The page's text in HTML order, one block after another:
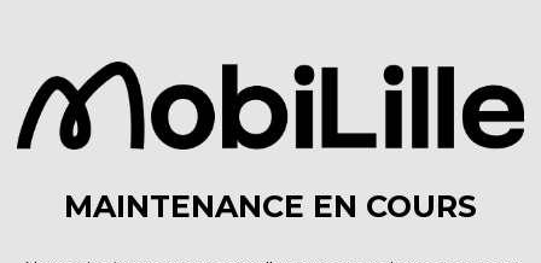
MAINTENANCE EN COURS